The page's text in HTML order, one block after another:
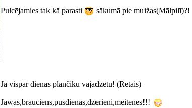
Pulcējamies tak kā parasti sākumā pie muižas(Mālpilī)?!
Jā vispār dienas plančiku vajadzētu! (Retais)
Jawas,brauciens,pusdienas,dzērieni,meitenes!!!